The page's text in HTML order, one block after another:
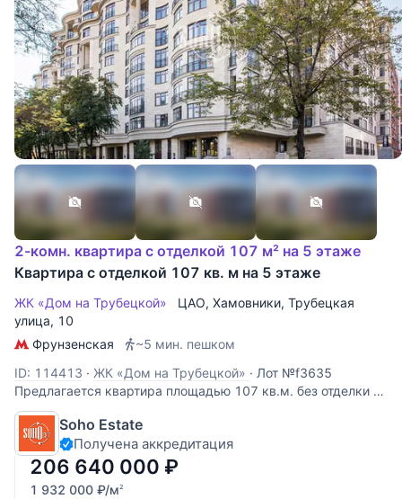
2-комн. квартира с отделкой 107 м² на 5 этаже
Квартира с отделкой 107 кв. м на 5 этаже
ЖК «Дом на Трубецкой» ЦАО, Хамовники, Трубецкая
улица, 10
Фрунзенская
~5 мин. пешком
ID: 114413 · ЖК «Дом на Трубецкой» · Лот №f3635
Предлагается квартира площадью 107 кв.м. без отделки в
элитном жилом комплексе "Дом на Трубецкой". При
небольшой удаленности от центра города дом расположен
в окружении скверов и парков, подходящих для семейного
отдыха и прогулок с детьми.
Soho Estate
Получена аккредитация
206 640 000 ₽
1 932 000 ₽/м2